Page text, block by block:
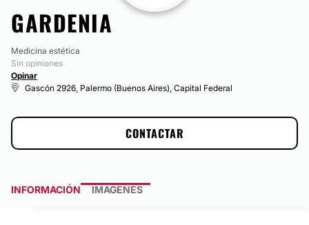
GARDENIA
Medicina estética
Sin opiniones
Opinar
Gascón 2926, Palermo (Buenos Aires), Capital Federal
CONTACTAR
INFORMACIÓN IMÁGENES